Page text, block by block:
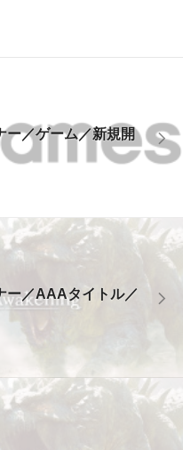
ー／ゲーム／新規開
ー／AAAタイトル／